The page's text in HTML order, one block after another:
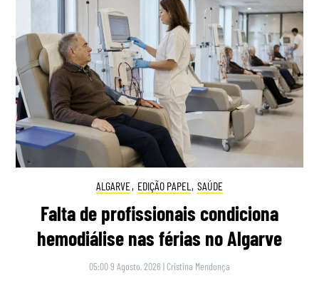
ALGARVE, EDIÇÃO PAPEL , SAÚDE
Falta de profissionais condiciona
hemodiálise nas férias no Algarve
05:00 9 Agosto, 2026 | Cristina Mendonça